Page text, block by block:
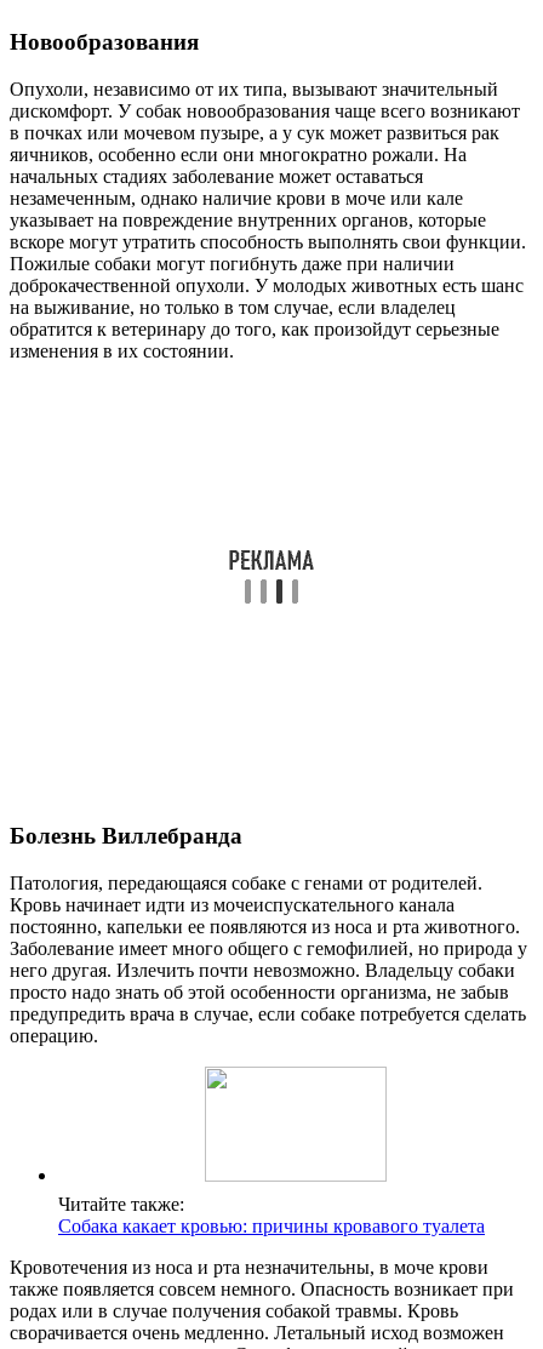
Новообразования
Опухоли, независимо от их типа, вызывают значительный
дискомфорт. У собак новообразования чаще всего возникают
в почках или мочевом пузыре, а у сук может развиться рак
яичников, особенно если они многократно рожали. На
начальных стадиях заболевание может оставаться
незамеченным, однако наличие крови в моче или кале
указывает на повреждение внутренних органов, которые
вскоре могут утратить способность выполнять свои функции.
Пожилые собаки могут погибнуть даже при наличии
доброкачественной опухоли. У молодых животных есть шанс
на выживание, но только в том случае, если владелец
обратится к ветеринару до того, как произойдут серьезные
изменения в их состоянии.
Болезнь Виллебранда
Патология, передающаяся собаке с генами от родителей.
Кровь начинает идти из мочеиспускательного канала
постоянно, капельки ее появляются из носа и рта животного.
Заболевание имеет много общего с гемофилией, но природа у
него другая. Излечить почти невозможно. Владельцу собаки
просто надо знать об этой особенности организма, не забыв
предупредить врача в случае, если собаке потребуется сделать
операцию.
Читайте также:
Собака какает кровью: причины кровавого туалета
Кровотечения из носа и рта незначительны, в моче крови
также появляется совсем немного. Опасность возникает при
родах или в случае получения собакой травмы. Кровь
сворачивается очень медленно. Летальный исход возможен